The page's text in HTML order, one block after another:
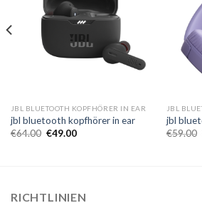
JBL BLUETOOTH KOPFHÖRER IN EAR
jbl bluetooth kopfhörer in ear
€64.00 €49.00
JBL
jbl
€59.00
RICHTLINIEN